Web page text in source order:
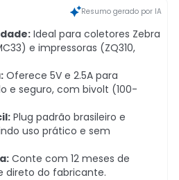
Resumo gerado por IA
Ideal para coletores Zebra
e impressoras (ZQ310,
Oferece 5V e 2.5A para
e seguro, com bivolt (100-
Plug padrão brasileiro e
uso prático e sem
Conte com 12 meses de
direto do fabricante.